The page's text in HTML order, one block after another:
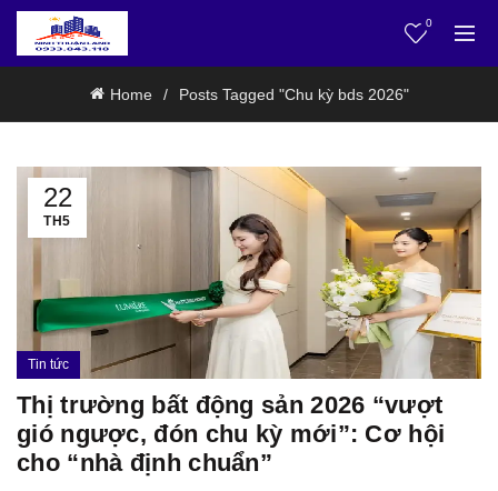
0
Home Posts Tagged "Chu kỳ bds 2026"
22
TH5
Tin tức
Thị trường bất động sản 2026 “vượt
gió ngược, đón chu kỳ mới”: Cơ hội
cho “nhà định chuẩn”